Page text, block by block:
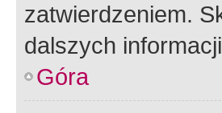
zatwierdzeniem.
dalszych
Góra